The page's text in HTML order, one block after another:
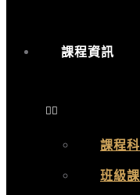
課程資訊
課程
班級